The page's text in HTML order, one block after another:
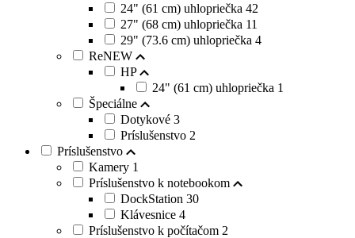
24" (61 cm) uhlopriečka 42
27" (68 cm) uhlopriečka 11
29" (73.6 cm) uhlopriečka 4
ReNEW
HP
24" (61 cm) uhlopriečka 1
Špeciálne
Dotykové 3
Príslušenstvo 2
Príslušenstvo
Kamery 1
Príslušenstvo k notebookom
DockStation 30
Klávesnice 4
Príslušenstvo k počítačom 2